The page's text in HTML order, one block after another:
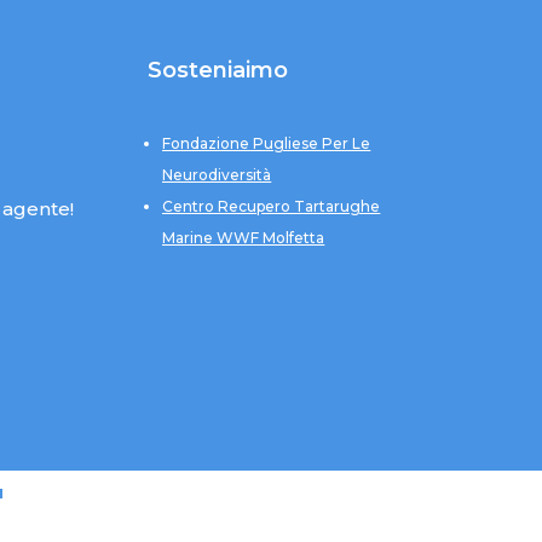
Sosteniaimo
Fondazione Pugliese Per Le
Neurodiversità
Centro Recupero Tartarughe
Marine WWF Molfetta